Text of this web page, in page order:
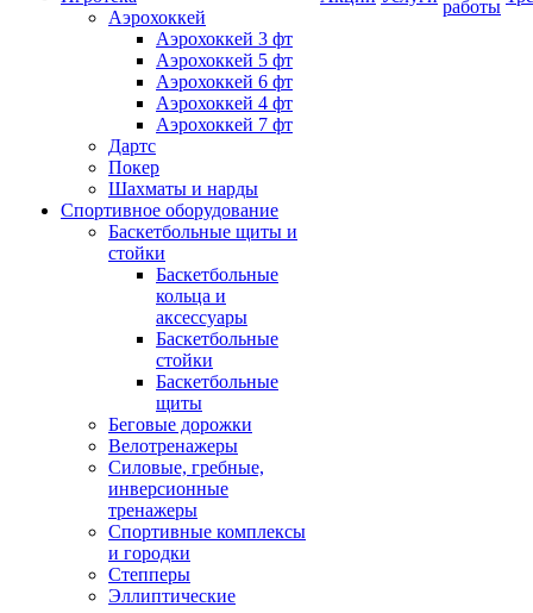
Аэрохоккей
Аэрохоккей 3 фт
Аэрохоккей 5 фт
Аэрохоккей 6 фт
Аэрохоккей 4 фт
Аэрохоккей 7 фт
Дартс
Покер
Шахматы и нарды
Спортивное оборудование
Баскетбольные щиты и
стойки
Баскетбольные
кольца и
аксессуары
Баскетбольные
стойки
Баскетбольные
щиты
Беговые дорожки
Велотренажеры
Силовые, гребные,
инверсионные
тренажеры
Спортивные комплексы
и городки
Степперы
Эллиптические
работы